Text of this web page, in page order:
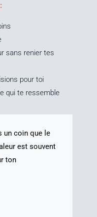
sans renier tes
pour toi
qui te ressemble
un coin que le
est sou­vent
ton